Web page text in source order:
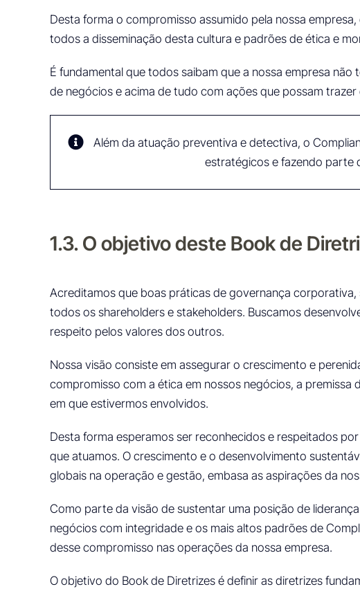
Desta forma o compromisso assumido pela nossa
todos a disseminação desta cultura e padrões de ética e
É fundamental que todos saibam que a nossa empresa
de negócios e acima de tudo com ações que possam
Além da atuação preventiva e detectiva, o
estratégicos e fazendo parte
1.3. O objetivo deste Book de
Acreditamos que boas práticas de governança
todos os shareholders e stakeholders. Buscamos
respeito pelos valores dos outros.
Nossa visão consiste em assegurar o crescimento e
compromisso com a ética em nossos negócios, a
em que estivermos envolvidos.
Desta forma esperamos ser reconhecidos e respeitados
que atuamos. O crescimento e o desenvolvimento
globais na operação e gestão, embasa as aspirações da
Como parte da visão de sustentar uma posição de
negócios com integridade e os mais altos padrões de
desse compromisso nas operações da nossa empresa.
O objetivo do Book de Diretrizes é definir as diretrizes